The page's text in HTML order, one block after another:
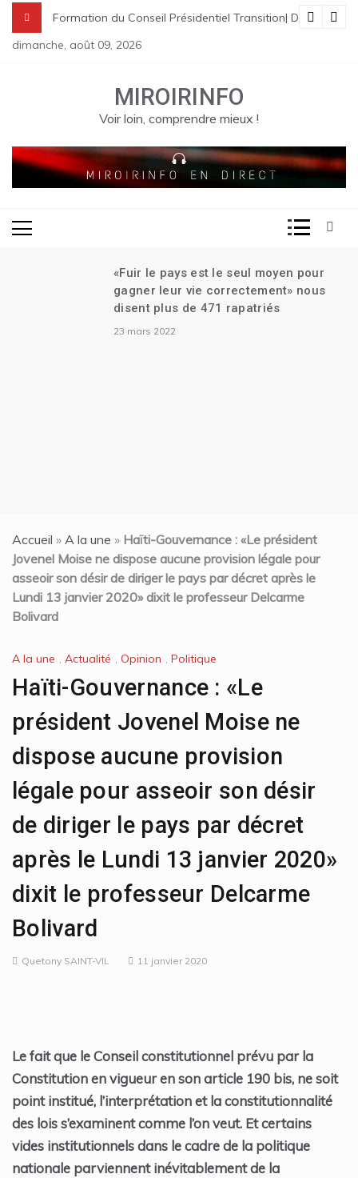
content
à St Raphael | Le premier Garry Conille rencontre les
pénale en Haïti
Transition| Ariel Henry remet sa démission| Le Canada se
Formation du Conseil Présidentiel Transition|
dimanche, août 09, 2026
MIROIRINFO
Voir loin, comprendre mieux !
«Fuir le pays est le seul moyen pour
gagner leur vie correctement» nous
disent plus de 471 rapatriés
23 mars 2022
Accueil » A la une » Haïti-Gouvernance : «Le président
Jovenel Moise ne dispose aucune provision légale pour
asseoir son désir de diriger le pays par décret après le
Lundi 13 janvier 2020» dixit le professeur Delcarme
Bolivard
A la une , Actualité , Opinion , Politique
Haïti-Gouvernance : «Le
président Jovenel Moise ne
dispose aucune provision
légale pour asseoir son désir
de diriger le pays par décret
après le Lundi 13 janvier 2020»
dixit le professeur Delcarme
Bolivard
Quetony SAINT-VIL 11 janvier 2020
Le fait que le Conseil constitutionnel prévu par la
Constitution en vigueur en son article 190 bis, ne soit
point institué, l’interprétation et la constitutionnalité
des lois s’examinent comme l’on veut. Et certains
vides institutionnels dans le cadre de la politique
nationale parviennent inévitablement de la